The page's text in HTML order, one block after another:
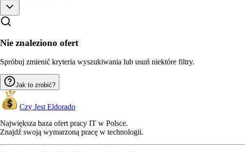
Nie znaleziono ofert
Spróbuj zmienić kryteria wyszukiwania lub usuń niektóre filtry.
Jak to zrobić?
Czy Jest Eldorado
Największa baza ofert pracy IT w Polsce.
Znajdź swoją wymarzoną pracę w technologii.